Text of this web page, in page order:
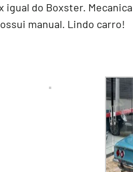
do Boxster.
manual. Lindo carro!